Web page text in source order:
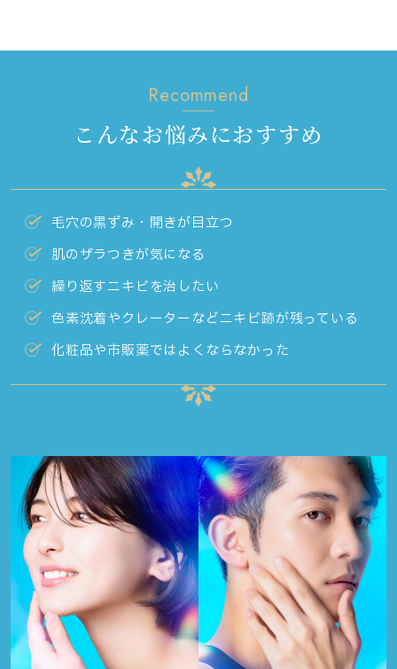
Recommend
こんなお悩みにおすすめ
毛穴の黒ずみ・開きが目立つ
肌のザラつきが気になる
繰り返すニキビを治したい
色素沈着やクレーターなどニキビ跡が残っている
化粧品や市販薬ではよくならなかった